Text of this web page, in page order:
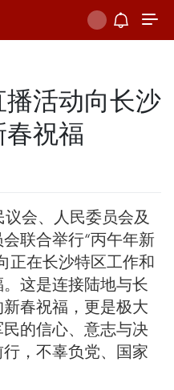
活动向长沙
祝福
议会、人民委员会及
联合举行“丙午年新
正在长沙特区工作和
这是连接陆地与长
春祝福，更是极大
的信心、意志与决
，不辜负党、国家